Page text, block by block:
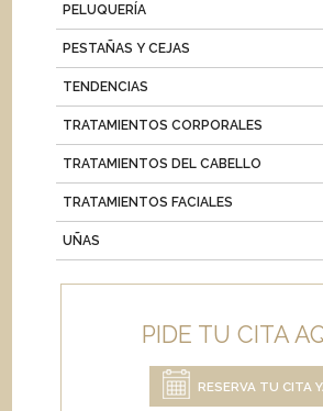
PELUQUERÍA
PESTAÑAS Y CEJAS
TENDENCIAS
TRATAMIENTOS CORPORALES
TRATAMIENTOS DEL CABELLO
TRATAMIENTOS FACIALES
UÑAS
PIDE TU CITA
RESERVA TU CITA